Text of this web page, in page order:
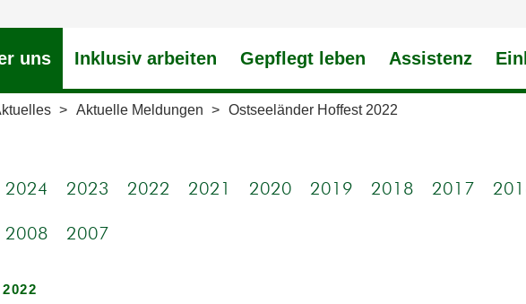
uns Inklusiv arbeiten Gepflegt leben Assistenz
> Aktuelle Meldungen > Ostseeländer Hoffest 2022
2024 2023 2022 2021 2020 2019 2018 2017
2008 2007